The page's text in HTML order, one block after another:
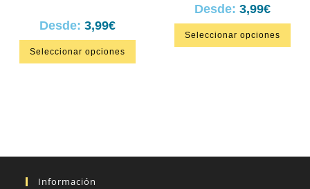
Desde: 3,99€
Seleccionar opciones
Desde: 3,99€
Seleccionar opciones
Información